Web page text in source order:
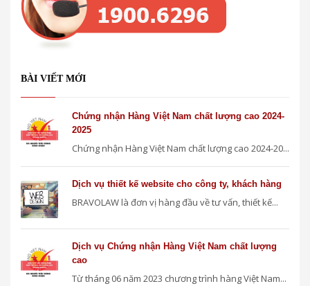
BÀI VIẾT MỚI
Chứng nhận Hàng Việt Nam chất lượng cao 2024-
2025
Chứng nhận Hàng Việt Nam chất lượng cao 2024-20...
Dịch vụ thiết kế website cho công ty, khách hàng
BRAVOLAW là đơn vị hàng đầu về tư vấn, thiết kế...
Dịch vụ Chứng nhận Hàng Việt Nam chất lượng
cao
Từ tháng 06 năm 2023 chương trình hàng Việt Nam...